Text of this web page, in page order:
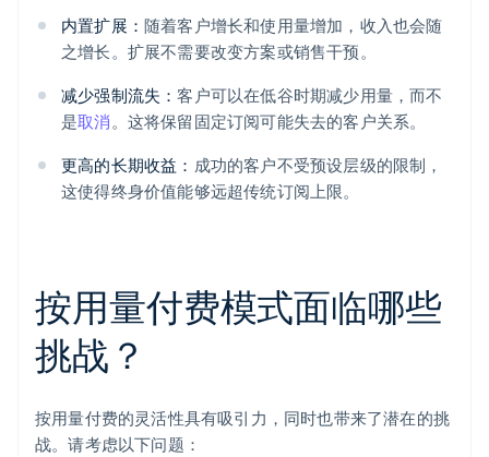
内置扩展： 随着客户增长和使用量增加，收入也会随
之增长。扩展不需要改变方案或销售干预。
减少强制流失：客户可以在低谷时期减少用量，而不
是取消。这将保留固定订阅可能失去的客户关系。
更高的长期收益： 成功的客户不受预设层级的限制，
这使得终身价值能够远超传统订阅上限。
按用量付费模式面临哪些
挑战？
按用量付费的灵活性具有吸引力，同时也带来了潜在的挑
战。请考虑以下问题：